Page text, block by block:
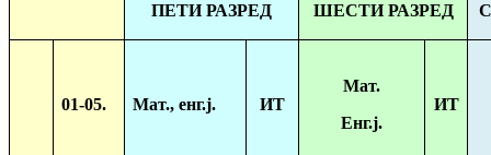
ПЕТИ РАЗРЕД ШЕСТИ РАЗРЕД
01-05. Мат., енг.ј. ИТ
Мат.
Енг.ј.
ИТ